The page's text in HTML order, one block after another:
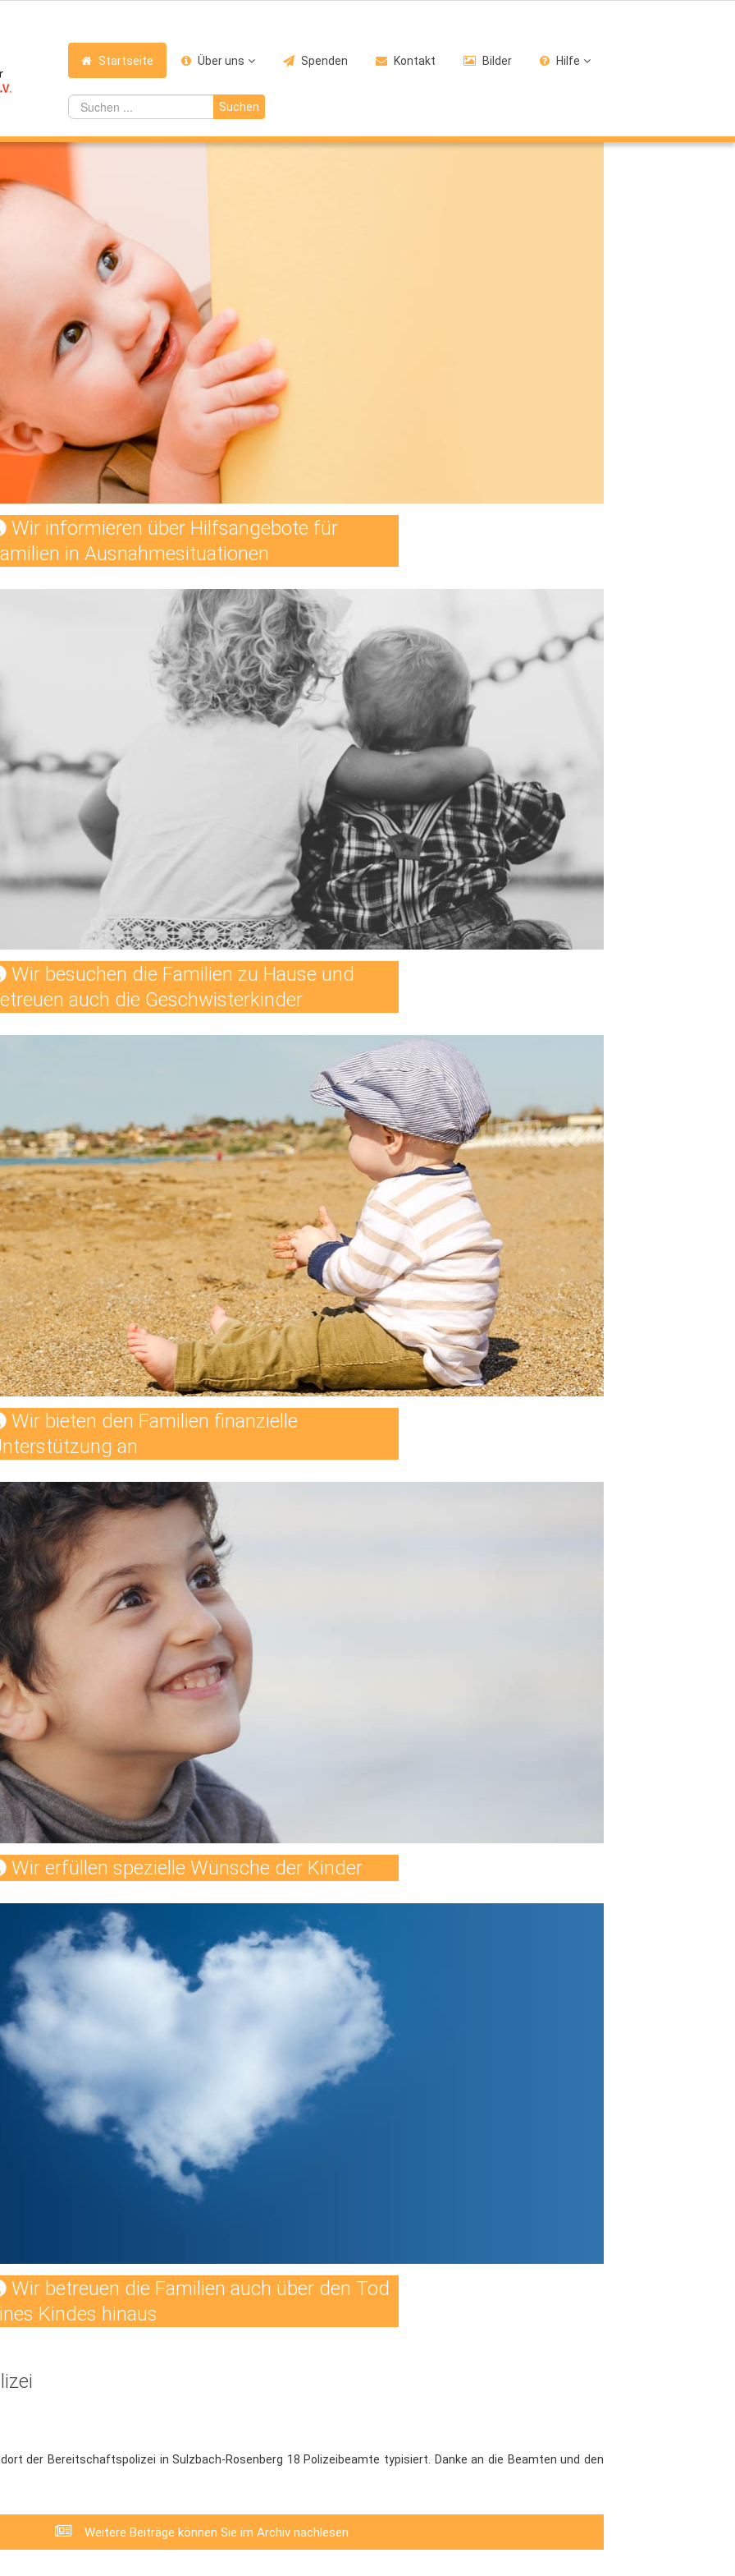
Startseite Über uns Spenden Kontakt Bilder Hilfe
Suchen
Wir informieren über Hilfsangebote für
in Ausnahmesituationen
Wir besuchen die Familien zu Hause und
auch die Geschwisterkinder
Wir bieten den Familien finanzielle
an
Wir erfüllen spezielle Wünsche der Kinder
Wir betreuen die Familien auch über den Tod
Kindes hinaus
der Bereitschaftspolizei in Sulzbach-Rosenberg 18 Polizeibeamte typisiert. Danke an die Beamten und den
Weitere Beiträge können Sie im Archiv nachlesen